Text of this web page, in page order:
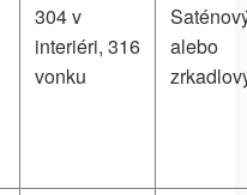
304 v
interiéri, 316
vonku
alebo